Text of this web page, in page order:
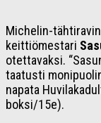
Michelin-
keittiömestari
otettavaksi.
taatusti
napata
boksi/15e).